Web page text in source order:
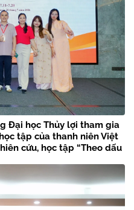
Đại học Thủy lợi tham gia
tập của thanh niên Việt
cứu, học tập “Theo dấu